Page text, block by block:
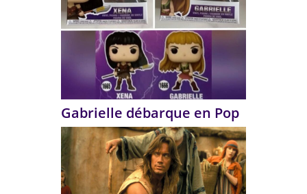
Gabrielle débarque en Pop